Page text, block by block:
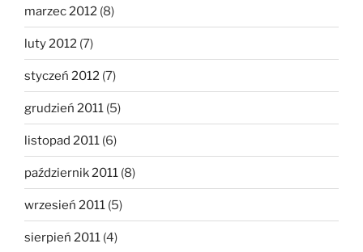
marzec 2012 (8)
luty 2012 (7)
styczeń 2012 (7)
grudzień 2011 (5)
listopad 2011 (6)
październik 2011 (8)
wrzesień 2011 (5)
sierpień 2011 (4)